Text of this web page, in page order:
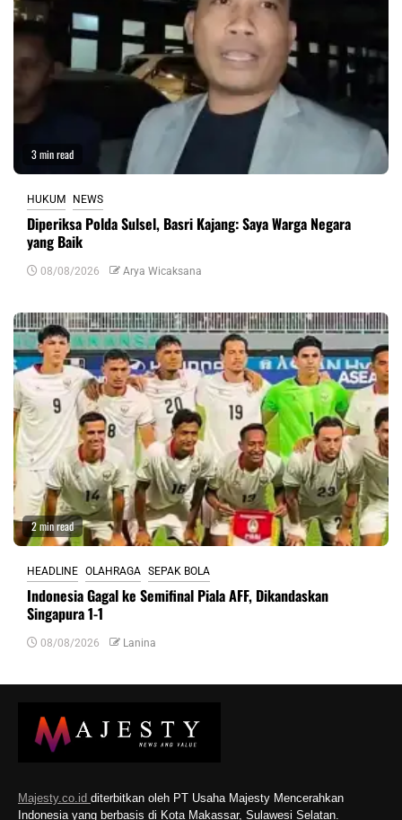
3 min read
HUKUM NEWS
Diperiksa Polda Sulsel, Basri Kajang: Saya Warga Negara
yang Baik
08/08/2026 Arya Wicaksana
2 min read
HEADLINE OLAHRAGA SEPAK BOLA
Indonesia Gagal ke Semifinal Piala AFF, Dikandaskan
Singapura 1-1
08/08/2026 Lanina
Majesty.co.id diterbitkan oleh PT Usaha Majesty Mencerahkan
Indonesia yang berbasis di Kota Makassar, Sulawesi Selatan.